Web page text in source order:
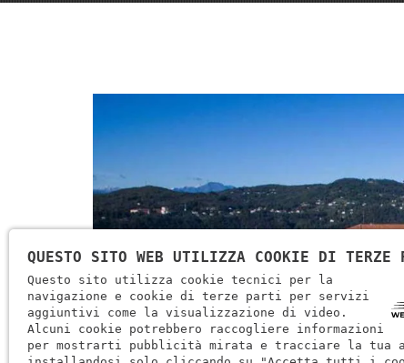
QUESTO SITO WEB UTILIZZA COOKIE DI TERZE
Questo sito utilizza cookie tecnici per la
navigazione e cookie di terze parti per servizi
aggiuntivi come la visualizzazione di video.
Alcuni cookie potrebbero raccogliere informazioni
per mostrarti pubblicità mirata e tracciare la tua